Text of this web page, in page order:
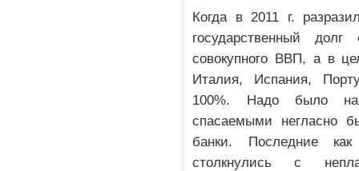
Когда в 2011 г.
государственный
совокупного ВВП, а в
Италия, Испания,
100%. Надо было
спасаемыми негласно
банки. Последние как
столкнулись с